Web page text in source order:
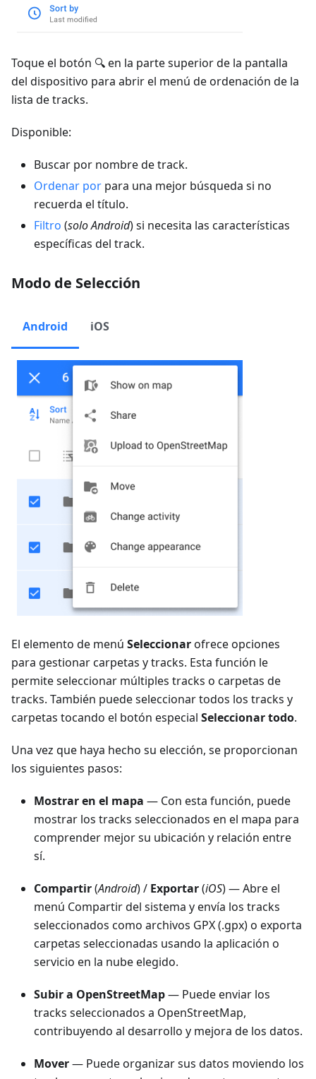
Toque el botón 🔍 en la parte superior de la pantalla
del dispositivo para abrir el menú de ordenación de la
lista de tracks.
Disponible:
Buscar por nombre de track.
Ordenar por para una mejor búsqueda si no
recuerda el título.
Filtro (solo Android) si necesita las características
específicas del track.
Modo de Selección
Android iOS
El elemento de menú Seleccionarofrece opciones
para gestionar carpetas y tracks. Esta función le
permite seleccionar múltiples tracks o carpetas de
tracks. También puede seleccionar todos los tracks y
carpetas tocando el botón especial Seleccionar todo.
Una vez que haya hecho su elección, se proporcionan
los siguientes pasos:
Mostrar en el mapa — Con esta función, puede
mostrar los tracks seleccionados en el mapa para
comprender mejor su ubicación y relación entre
sí.
Compartir(Android) / Exportar(iOS) — Abre el
menú Compartir del sistema y envía los tracks
seleccionados como archivos GPX (.gpx) o exporta
carpetas seleccionadas usando la aplicación o
servicio en la nube elegido.
Subir a OpenStreetMap— Puede enviar los
tracks seleccionados a OpenStreetMap,
contribuyendo al desarrollo y mejora de los datos.
Mover— Puede organizar sus datos moviendo los